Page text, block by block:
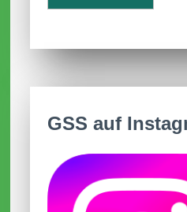
2026/2027
Im Dezember 2025
GSS auf